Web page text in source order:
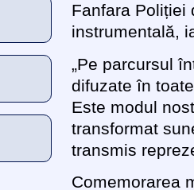
Fanfara Poliției
instrumentală,
„Pe parcursul
difuzate în
Este modul
transformat
transmis
Comemorarea